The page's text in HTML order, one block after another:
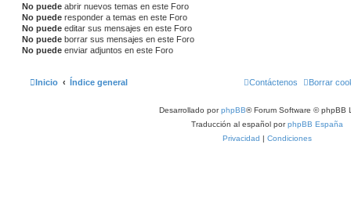
No puede abrir nuevos temas en este Foro
No puede responder a temas en este Foro
No puede editar sus mensajes en este Foro
No puede borrar sus mensajes en este Foro
No puede enviar adjuntos en este Foro
Inicio Índice general Borrar
Contáctenos
Desarrollado porphpBB® Forum Software © phpBB
Traducción al español porphpBB España
Privacidad | Condiciones